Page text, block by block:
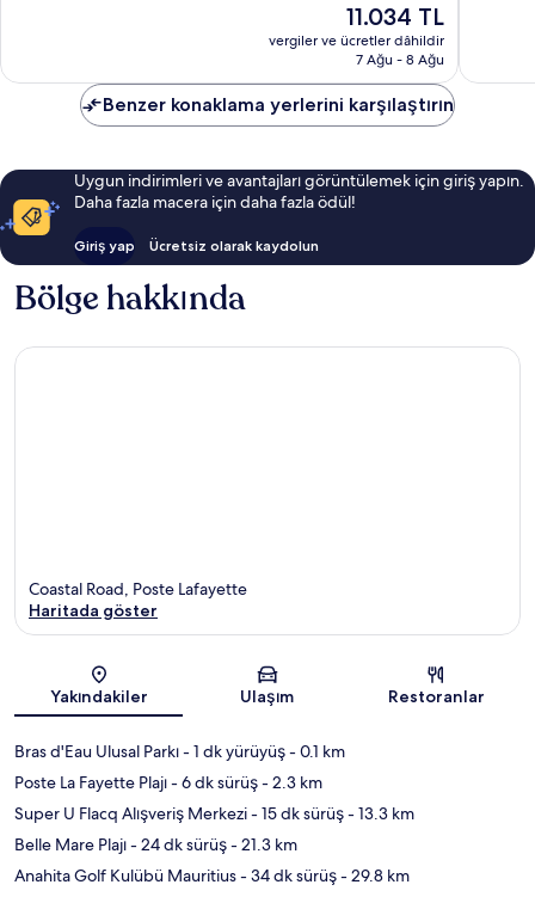
Güncel
fiyat:
11.034 TL
11.034 TL
vergiler ve ücretler dâhildir
7 Ağu - 8 Ağu
Benzer konaklama yerlerini karşılaştırın
Uygun indirimleri ve avantajları görüntülemek için giriş yapın.
Daha fazla macera için daha fazla ödül!
Giriş yap Ücretsiz olarak kaydolun
Bölge hakkında
Harita
Coastal Road, Poste Lafayette
Haritada göster
Yakındakiler Ulaşım Restoranlar
Bras d'Eau Ulusal Parkı- 1 dk yürüyüş- 0.1 km
Poste La Fayette Plajı- 6 dk sürüş- 2.3 km
Super U Flacq Alışveriş Merkezi- 15 dk sürüş- 13.3 km
Belle Mare Plajı- 24 dk sürüş- 21.3 km
Anahita Golf Kulübü Mauritius- 34 dk sürüş- 29.8 km